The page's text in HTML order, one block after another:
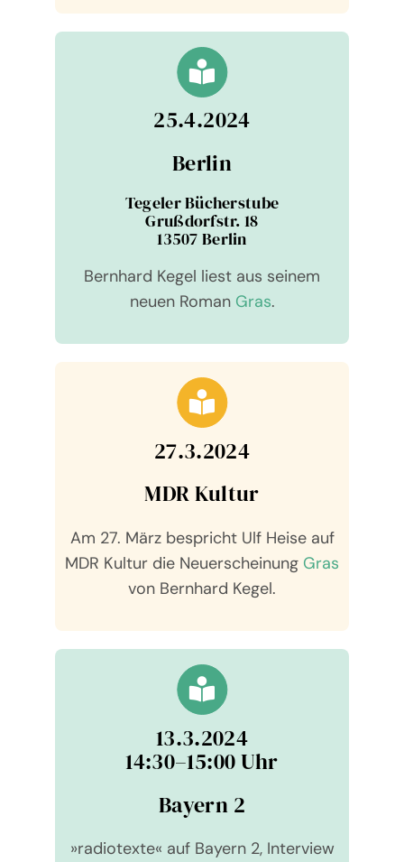
25.4.2024
Berlin
Tege­ler Bücher­stube
Gruß­dorf­str. 18
13507 Berlin
Bernhard Kegel liest aus sei­nem
neuen Roman Gras.
27.3.2024
MDR Kul­tur
Am 27. März bespricht Ulf Heise auf
MDR Kul­tur die Neu­erschei­nung Gras
von Bernhard Kegel.
13.3.2024
14:30–15:00 Uhr
Bay­ern 2
»radio­texte« auf Bay­ern 2, Inter­view